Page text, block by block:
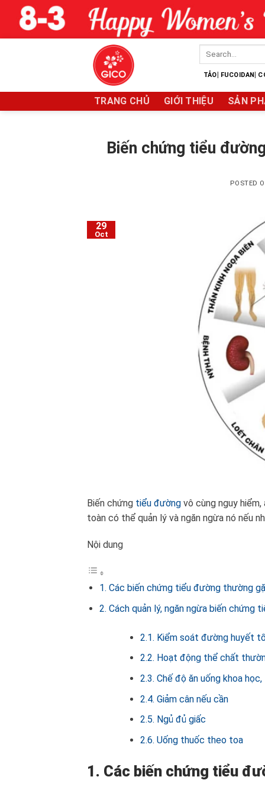
content
TẢO| FUCOIDAN|
TRANG CHỦ GIỚI THIỆU SẢN
Biến chứng tiểu
POSTED
29
Oct
Biến chứng tiểu đường vô cùng nguy
toàn có thể quản lý và ngăn ngừa nó nếu
Nội dung
1. Các biến chứng tiểu đường thường
2. Cách quản lý, ngăn ngừa biến chứng
2.1. Kiểm soát đường huyết
2.2. Hoạt động thể chất
2.3. Chế độ ăn uống khoa học,
2.4. Giảm cân nếu cần
2.5. Ngủ đủ giấc
2.6. Uống thuốc theo toa
1. Các biến chứng tiểu